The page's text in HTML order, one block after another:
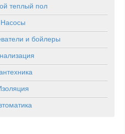
теплый пол
Насосы
и бойлеры